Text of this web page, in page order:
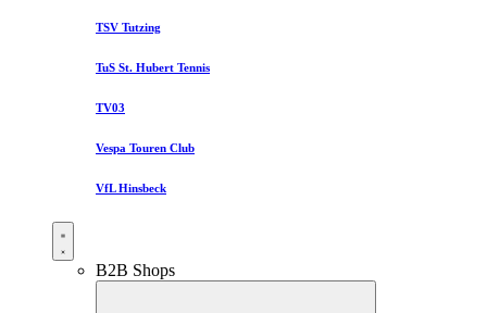
TSV Tutzing
TuS St. Hubert Tennis
TV03
Vespa Touren Club
VfL Hinsbeck
B2B Shops